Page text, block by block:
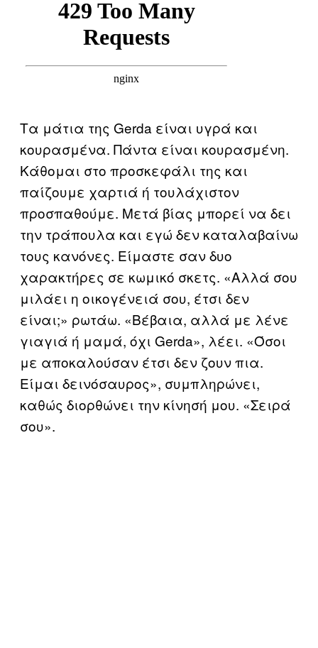
Τα μάτια της Gerda είναι υγρά και
κουρασμένα. Πάντα είναι κουρασμένη.
Κάθομαι στο προσκεφάλι της και
παίζουμε χαρτιά ή τουλάχιστον
προσπαθούμε. Μετά βίας μπορεί να δει
την τράπουλα και εγώ δεν καταλαβαίνω
τους κανόνες. Είμαστε σαν δυο
χαρακτήρες σε κωμικό σκετς. «Αλλά σου
μιλάει η οικογένειά σου, έτσι δεν
είναι;» ρωτάω. «Βέβαια, αλλά με λένε
γιαγιά ή μαμά, όχι Gerda», λέει. «Όσοι
με αποκαλούσαν έτσι δεν ζουν πια.
Είμαι δεινόσαυρος», συμπληρώνει,
καθώς διορθώνει την κίνησή μου. «Σειρά
σου».